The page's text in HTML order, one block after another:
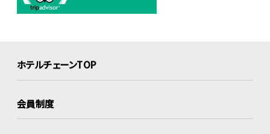
ホテルチェーンTOP
会員制度